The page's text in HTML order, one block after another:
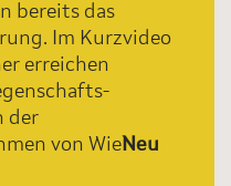
bereits das
Im Kurzvideo
erreichen
der
von Wie Neu